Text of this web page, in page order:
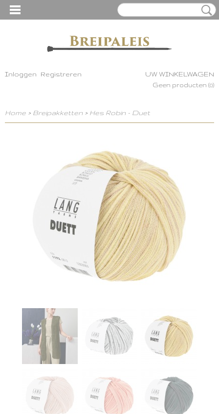
Inloggen Registreren UW WINKELWAGEN
Geen producten (0)
Home > Breipakketten > Hes Robin - Duet